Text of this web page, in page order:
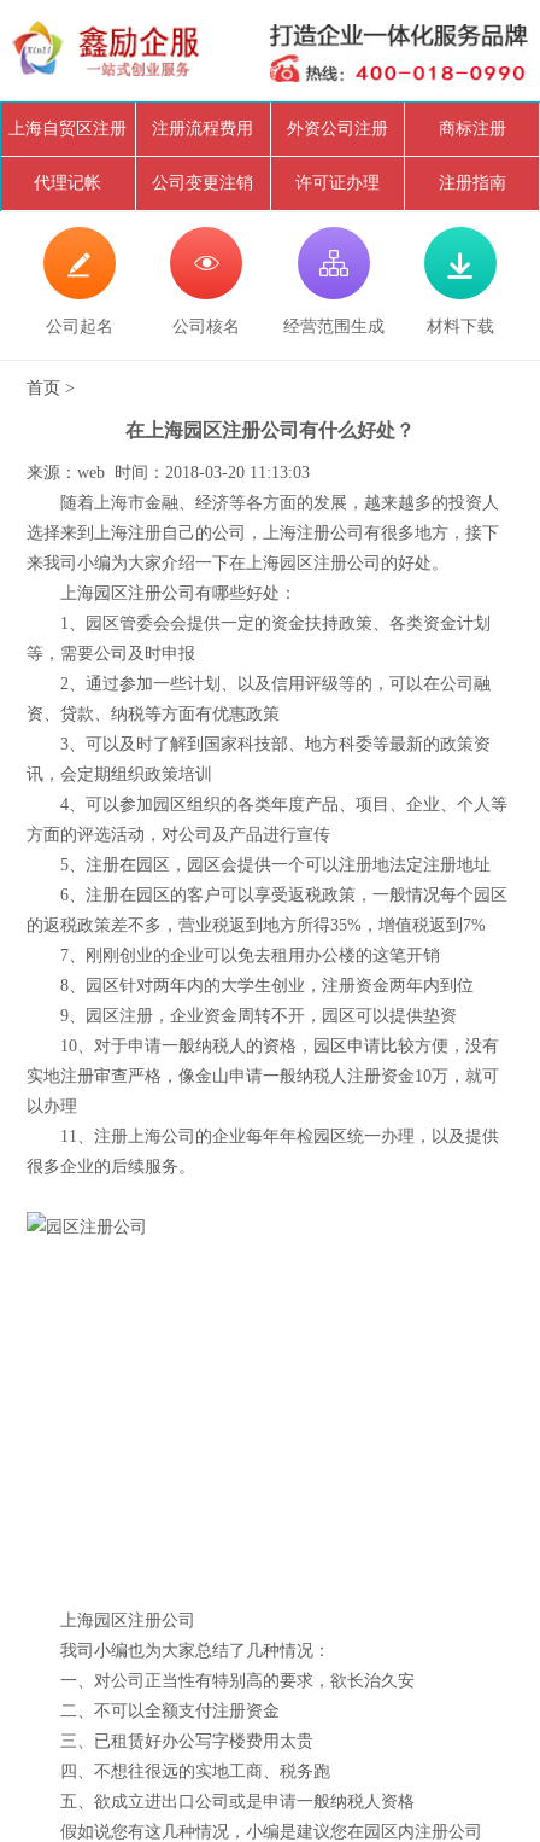
上海自贸区注册 注册流程费用 外资公司注册 商标注册
代理记帐 公司变更注销 许可证办理 注册指南

公司起名

公司核名

经营范围生成

材料下载
首页 >
在上海园区注册公司有什么好处？
来源：web 时间：2018-03-20 11:13:03
随着上海市金融、经济等各方面的发展，越来越多的投资人
选择来到上海注册自己的公司，上海注册公司有很多地方，接下
来我司小编为大家介绍一下在上海园区注册公司的好处。
上海园区注册公司有哪些好处：
1、园区管委会会提供一定的资金扶持政策、各类资金计划
等，需要公司及时申报
2、通过参加一些计划、以及信用评级等的，可以在公司融
资、贷款、纳税等方面有优惠政策
3、可以及时了解到国家科技部、地方科委等最新的政策资
讯，会定期组织政策培训
4、可以参加园区组织的各类年度产品、项目、企业、个人等
方面的评选活动，对公司及产品进行宣传
5、注册在园区，园区会提供一个可以注册地法定注册地址
6、注册在园区的客户可以享受返税政策，一般情况每个园区
的返税政策差不多，营业税返到地方所得35%，增值税返到7%
7、刚刚创业的企业可以免去租用办公楼的这笔开销
8、园区针对两年内的大学生创业，注册资金两年内到位
9、园区注册，企业资金周转不开，园区可以提供垫资
10、对于申请一般纳税人的资格，园区申请比较方便，没有
实地注册审查严格，像金山申请一般纳税人注册资金10万，就可
以办理
11、注册上海公司的企业每年年检园区统一办理，以及提供
很多企业的后续服务。
上海园区注册公司
我司小编也为大家总结了几种情况：
一、对公司正当性有特别高的要求，欲长治久安
二、不可以全额支付注册资金
三、已租赁好办公写字楼费用太贵
四、不想往很远的实地工商、税务跑
五、欲成立进出口公司或是申请一般纳税人资格
假如说您有这几种情况，小编是建议您在园区内注册公司